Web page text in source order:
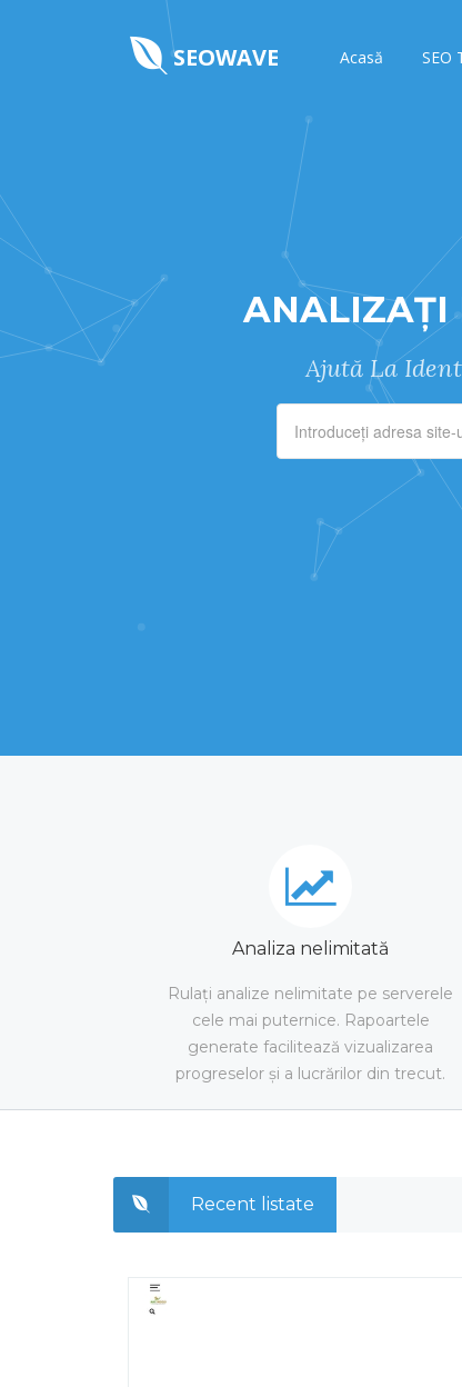
SEOWAVE Acasă SEO
ANALIZAȚI
Ajută La
Analiza nelimitată
Rulați analize nelimitate pe serverele
cele mai puternice. Rapoartele
generate facilitează vizualizarea
progreselor și a lucrărilor din trecut.
Recent listate